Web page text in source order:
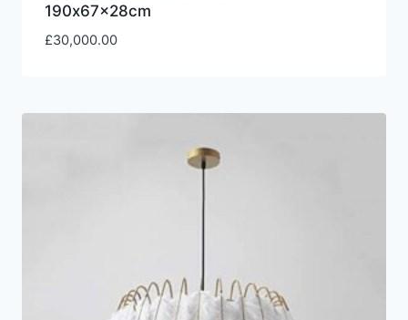
190x67x28cm
£30,000.00